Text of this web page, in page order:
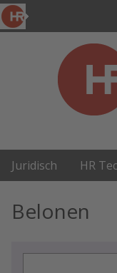
Juridisch HR
Belonen